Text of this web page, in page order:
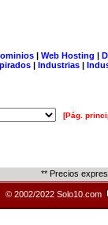
| Web Hosting |
| Industrias |
[Pág.
** Precios
© 2002/2022 Solo10.com